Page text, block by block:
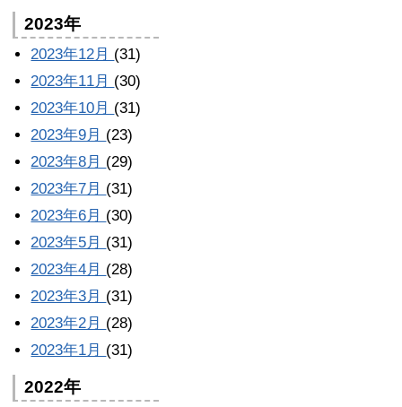
2023年
2023年12月 (31)
2023年11月 (30)
2023年10月 (31)
2023年9月 (23)
2023年8月 (29)
2023年7月 (31)
2023年6月 (30)
2023年5月 (31)
2023年4月 (28)
2023年3月 (31)
2023年2月 (28)
2023年1月 (31)
2022年